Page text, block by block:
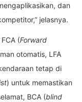
dan
jelasnya.
(Forward
otomatis, LFA
tetap di
) untuk memastikan
BCA (blind